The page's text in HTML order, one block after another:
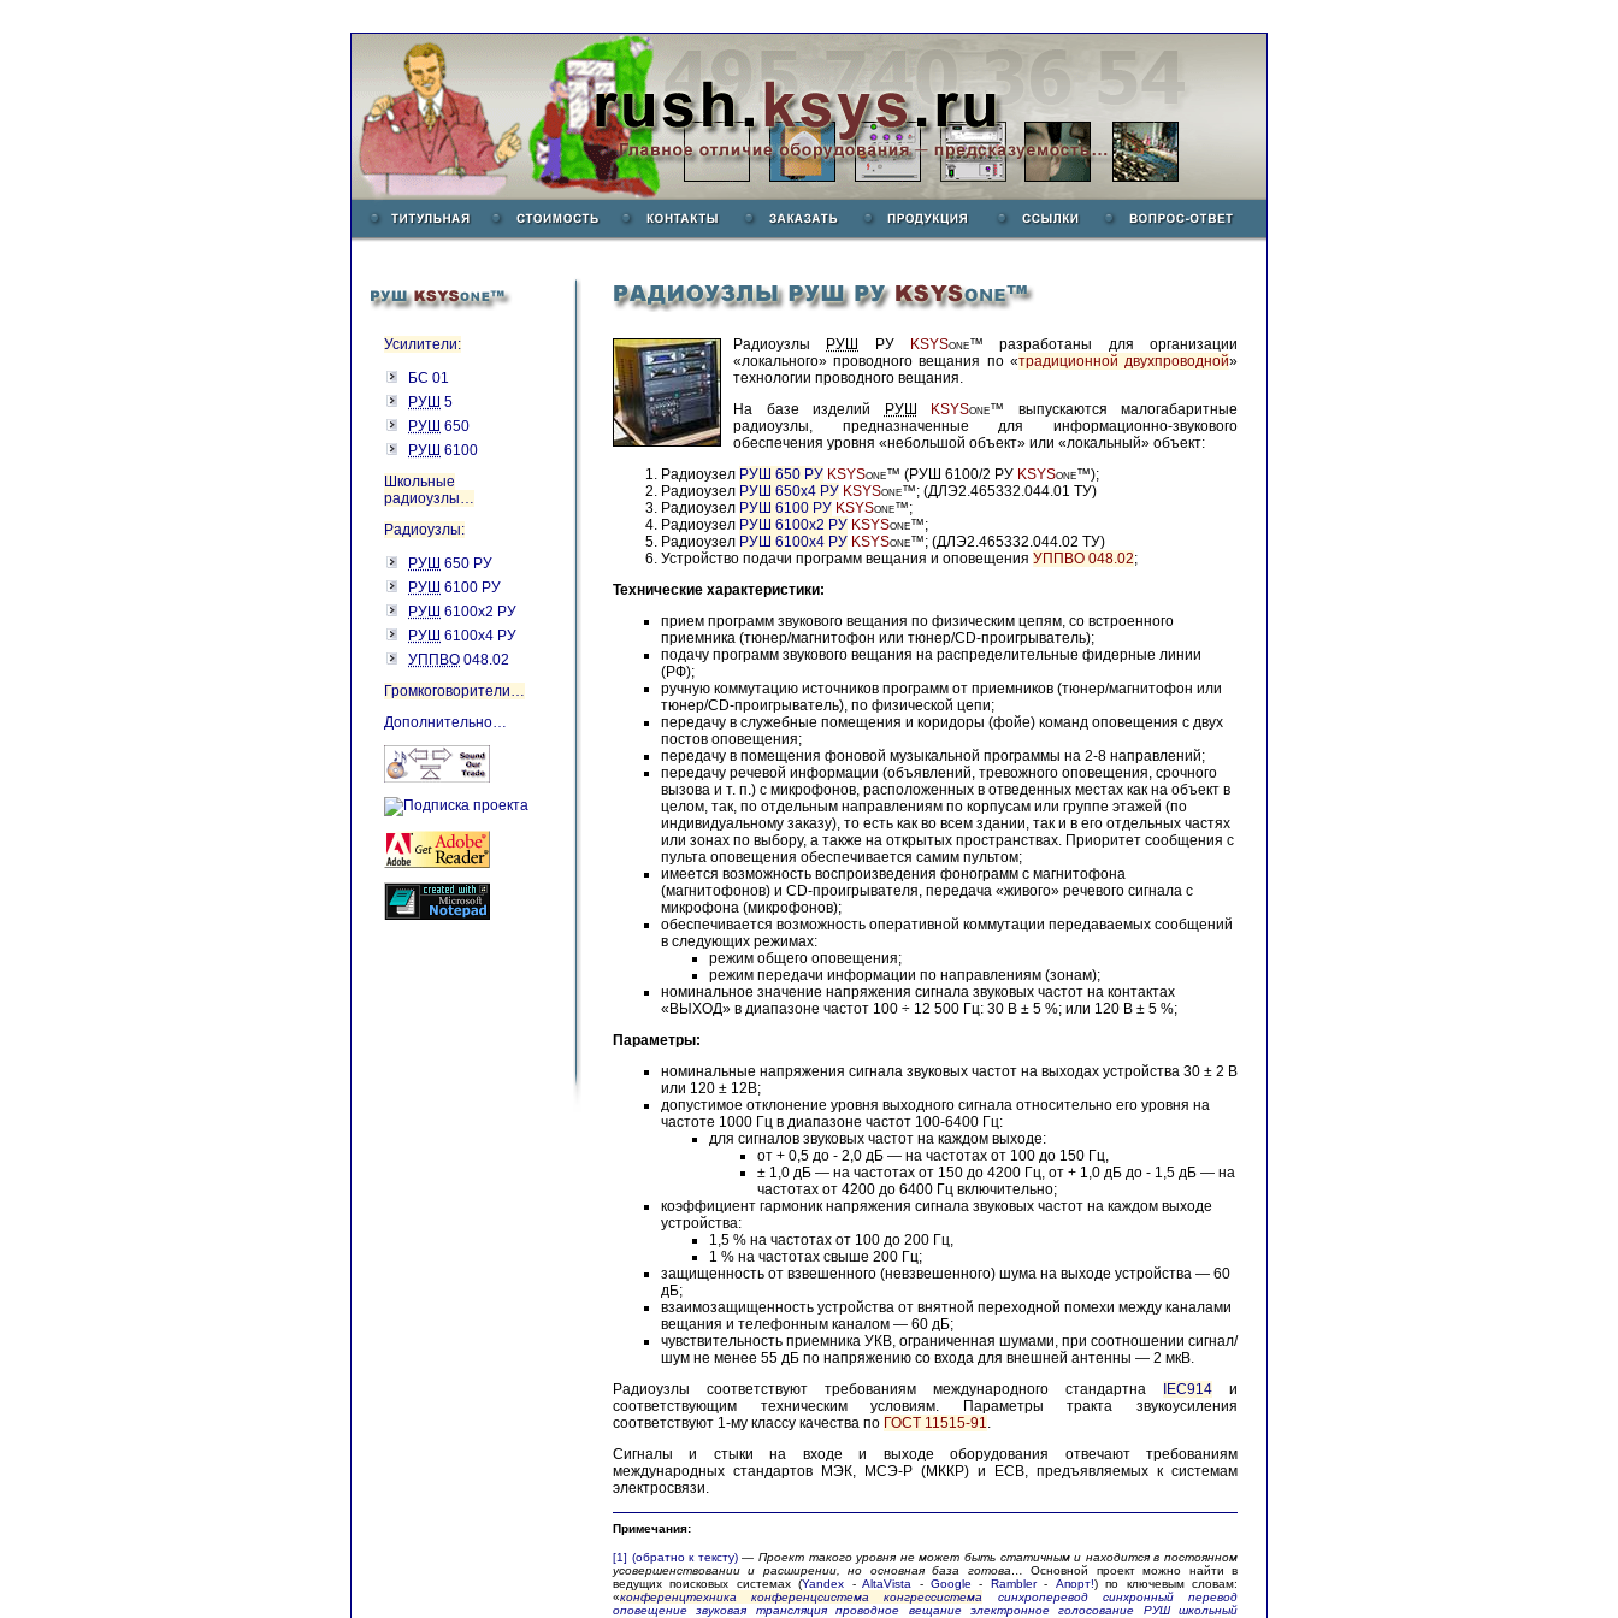
Усилители:
БС 01
РУШ 5
РУШ 650
РУШ 6100
Школьные
радиоузлы…
Радиоузлы:
РУШ 650 РУ
РУШ 6100 РУ
РУШ 6100х2 РУ
РУШ 6100х4 РУ
УППВО 048.02
Громкоговорители…
Дополнительно…
Радиоузлы РУШ РУ KSYSONE™ разработаны для организации
«локального» проводного вещания по «традиционной двухпроводной»
технологии проводного вещания.
На базе изделий
РУШ KSYSONE™ выпускаются малогабаритные
радиоузлы, предназначенные для информационно-звукового
обеспечения уровня «небольшой объект» или «локальный» объект:
Радиоузел РУШ 650 РУ KSYSONE™ (РУШ 6100/2 РУ KSYSONE™);
Радиоузел РУШ 650x4 РУ KSYSONE™; (ДЛЭ2.465332.044.01 ТУ)
Радиоузел РУШ 6100 РУ KSYSONE™;
Радиоузел РУШ 6100x2 РУ KSYSONE™;
Радиоузел РУШ 6100x4 РУ KSYSONE™; (ДЛЭ2.465332.044.02 ТУ)
Устройство подачи программ вещания и оповещения УППВО 048.02;
Технические характеристики:
прием программ звукового вещания по физическим цепям, со встроенного
приемника (тюнер/магнитофон или тюнер/CD-проигрыватель);
подачу программ звукового вещания на распределительные фидерные линии
(РФ);
ручную коммутацию источников программ от приемников (тюнер/магнитофон или
тюнер/CD-проигрыватель), по физической цепи;
передачу в служебные помещения и коридоры (фойе) команд оповещения с двух
постов оповещения;
передачу в помещения фоновой музыкальной программы на 2-8 направлений;
передачу речевой информации (объявлений, тревожного оповещения, срочного
вызова и т. п.) с микрофонов, расположенных в отведенных местах как на объект в
целом, так, по отдельным направлениям по корпусам или группе этажей (по
индивидуальному заказу), то есть как во всем здании, так и в его отдельных частях
или зонах по выбору, а также на открытых пространствах. Приоритет сообщения с
пульта оповещения обеспечивается самим пультом;
имеется возможность воспроизведения фонограмм с магнитофона
(магнитофонов) и CD-проигрывателя, передача «живого» речевого сигнала с
микрофона (микрофонов);
обеспечивается возможность оперативной коммутации передаваемых сообщений
в следующих режимах:
режим общего оповещения;
режим передачи информации по направлениям (зонам);
номинальное значение напряжения сигнала звуковых частот на контактах
«ВЫХОД» в диапазоне частот 100 ÷ 12 500 Гц: 30 В ± 5 %; или 120 В ± 5 %;
Параметры:
номинальные напряжения сигнала звуковых частот на выходах устройства 30 ± 2 В
или 120 ± 12В;
допустимое отклонение уровня выходного сигнала относительно его уровня на
частоте 1000 Гц в диапазоне частот 100-6400 Гц:
для сигналов звуковых частот на каждом выходе:
от + 0,5 до - 2,0 дБ — на частотах от 100 до 150 Гц,
± 1,0 дБ — на частотах от 150 до 4200 Гц, от + 1,0 дБ до - 1,5 дБ — на
частотах от 4200 до 6400 Гц включительно;
коэффициент гармоник напряжения сигнала звуковых частот на каждом выходе
устройства:
1,5 % на частотах от 100 до 200 Гц,
1 % на частотах свыше 200 Гц;
защищенность от взвешенного (невзвешенного) шума на выходе устройства — 60
дБ;
взаимозащищенность устройства от внятной переходной помехи между каналами
вещания и телефонным каналом — 60 дБ;
чувствительность приемника УКВ, ограниченная шумами, при соотношении сигнал/
шум не менее 55 дБ по напряжению со входа для внешней антенны — 2 мкВ.
Радиоузлы соответствуют требованиям международного стандартна IEC914 и
соответствующим техническим условиям. Параметры тракта звукоусиления
соответствуют 1-му классу качества по ГОСТ 11515-91
Сигналы и стыки на входе и выходе оборудования отвечают требованиям
международных стандартов МЭК, МСЭ-Р (МККР) и ЕСВ, предъявляемых к системам
электросвязи.
Примечания:
[1] (обратно к тексту)—Проект такого уровня не может быть статичным и находится в постоянном
усовершенствовании и расширении, но основная база готова…
Основной проект можно найти в
ведущих поисковых системах (Yandex -AltaVista -Google - Rambler- Апорт!) по ключевым словам:
«конференцтехника конференцсистема конгрессистема
синхроперевод синхронный перевод
оповещение
звуковая трансляция проводное вещание электронное голосование
РУШ школьный